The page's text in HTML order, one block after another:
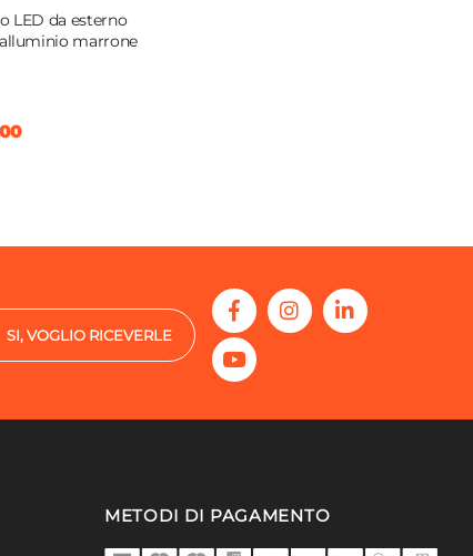
LED da esterno
alluminio marrone
SI, VOGLIO RICEVERLE
METODI DI PAGAMENTO